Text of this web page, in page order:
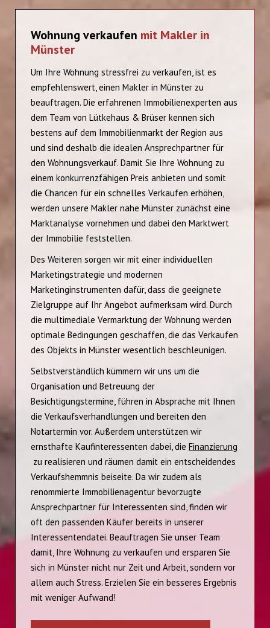
Wohnung verkaufen mit Makler in
Münster
Um Ihre Wohnung stressfrei zu verkaufen, ist es
empfehlenswert, einen Makler in Münster zu
beauftragen. Die erfahrenen Immobilienexperten aus
dem Team von Lütkehaus & Brüser kennen sich
bestens auf dem Immobilienmarkt der Region aus
und sind deshalb die idealen Ansprechpartner für
den Wohnungsverkauf. Damit Sie Ihre Wohnung zu
einem konkurrenzfähigen Preis anbieten und somit
die Chancen für ein schnelles Verkaufen erhöhen,
werden unsere Makler nahe Münster zunächst eine
Marktanalyse vornehmen und dabei den Marktwert
der Immobilie feststellen.
Des Weiteren sorgen wir mit einer individuellen
Marketingstrategie und modernen
Marketinginstrumenten dafür, dass die geeignete
Zielgruppe auf Ihr Angebot aufmerksam wird. Durch
die multimediale Vermarktung der Wohnung werden
optimale Bedingungen geschaffen, die das Verkaufen
des Objekts in Münster wesentlich beschleunigen.
Selbstverständlich kümmern wir uns um die
Organisation und Betreuung der
Besichtigungstermine, führen in Absprache mit Ihnen
die Verkaufsverhandlungen und bereiten den
Notartermin vor. Außerdem unterstützen wir
ernsthafte Kaufinteressenten dabei, die Finanzierung
zu realisieren und räumen damit ein entscheidendes
Verkaufshemmnis beiseite. Da wir zudem als
renommierte Immobilienagentur bevorzugte
Ansprechpartner für Interessenten sind, finden wir
oft den passenden Käufer bereits in unserer
Interessentendatei. Beauftragen Sie unser Team
damit, Ihre Wohnung zu verkaufen und ersparen Sie
sich in Münster nicht nur Zeit und Arbeit, sondern vor
allem auch Stress. Erzielen Sie ein besseres Ergebnis
mit weniger Aufwand!